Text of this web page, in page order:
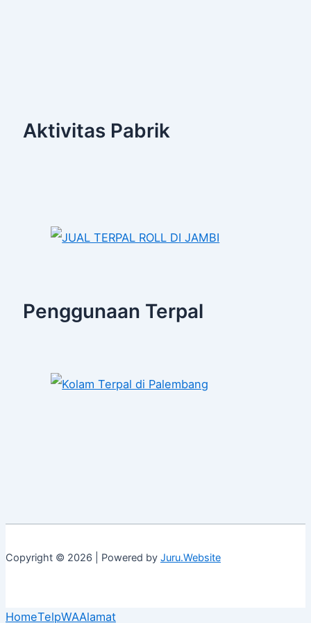
Aktivitas Pabrik
Penggunaan Terpal
Copyright © 2026 | Powered by Juru.Website
HomeTelpWAAlamat